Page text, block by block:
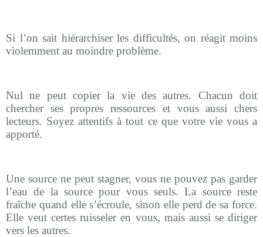
Si l’on sait hiérarchiser les difficultés, on réagit moins
violemment au moindre problème.
Nul ne peut copier la vie des autres. Chacun doit
chercher ses propres ressources et vous aussi chers
lecteurs. Soyez attentifs à tout ce que votre vie vous a
apporté.
Une source ne peut stagner, vous ne pouvez pas garder
l’eau de la source pour vous seuls. La source reste
fraîche quand elle s’écroule, sinon elle perd de sa force.
Elle veut certes ruisseler en vous, mais aussi se diriger
vers les autres.